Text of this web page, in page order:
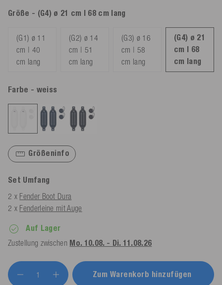
Größe - (G4) ø 21 cm | 68 cm lang
(G1) ø 11
cm | 40
cm lang
(G2) ø 14
cm | 51
cm lang
(G3) ø 16
cm | 58
cm lang
(G4) ø 21
cm | 68
cm lang
Farbe - weiss
Größeninfo
Set Umfang
2 x Fender Boot Dura
2 x Fenderleine mit Auge
Auf Lager
Zustellung zwischen Mo. 10.08. - Di. 11.08.26
Zum Warenkorb hinzufügen